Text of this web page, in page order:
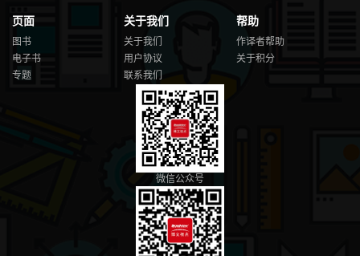
10.3.3 使用Turbine聚合监控信息 179
10.1 再学一招：Hystrix常用配置 184
10.1.1 设置配置参数的两种方法 184
10.4.2 常见配置项的配置方式 184
第11章 微服务日志系统 187
11.1.1 为什么要用ELK 187
11.1.2 ELK最常用的两种架构 188
11.2.1 安装配置启动Redis 190
11.2.2 安装配置启动Elasticsearch 190
11.2.3 安装配置启动Logstash-Shipper 192
11.2.4 安装配置启动Logstash-Indexer 194
11.2.5 安装配置启动Kibana 195
11.3 使用LogbackAppender发送日志 196
11.3.1 搭建项目框架 196
页面
图书
电子书
专题
关于我们
关于我们
用户协议
联系我们
帮助
作译者帮助
关于积分
微信公众号